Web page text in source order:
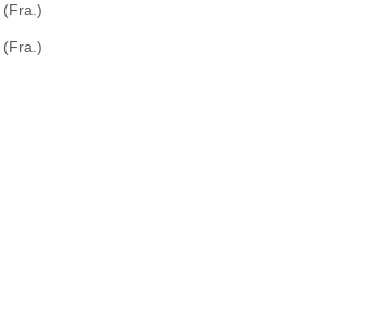
(Fra.)
(Fra.)